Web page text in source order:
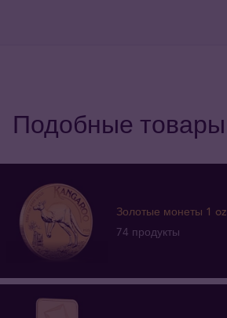
Подобные товары
Золотые монеты 1 oz
74 продукты